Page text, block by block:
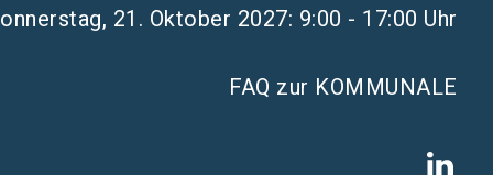
21. Oktober 2027: 9:00 - 17:00 Uhr
FAQ zur KOMMUNALE